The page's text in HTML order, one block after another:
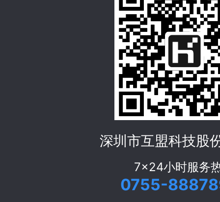
深圳市互盟科技股
7x24小时服务
0755-